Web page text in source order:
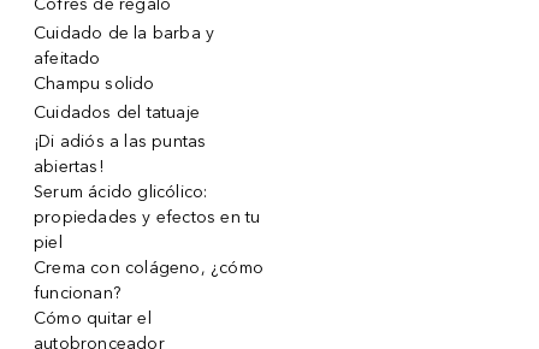
Cofres de regalo
Cuidado de la barba y
afeitado
Champu solido
Cuidados del tatuaje
¡Di adiós a las puntas
abiertas!
Serum ácido glicólico:
propiedades y efectos en tu
piel
Crema con colágeno, ¿cómo
funcionan?
Cómo quitar el
autobronceador